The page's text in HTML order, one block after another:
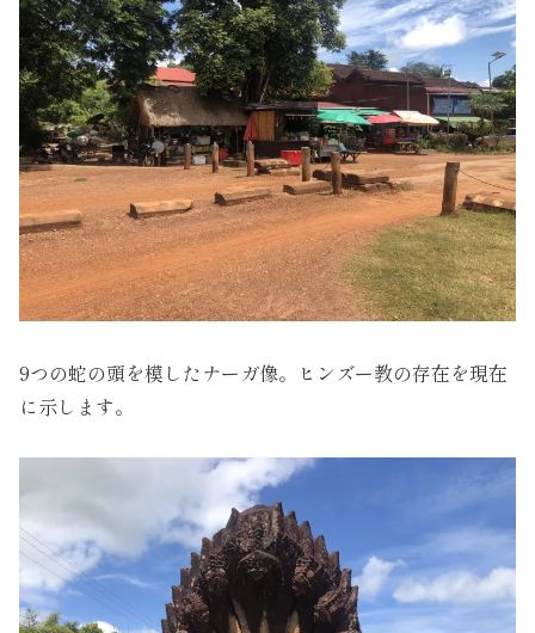
9つの蛇の頭を模したナーガ像。ヒンズー教の存在を現在
に示します。